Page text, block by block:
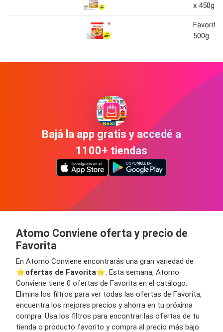
x 450g
Favorita
500g
Bajá la app gratis y accedé a
1100+ tiendas
Atomo Conviene oferta y precio de
Favorita
En Atomo Conviene encontrarás una gran variedad de
⭐️ofertas de Favorita⭐️. Esta semana, Atomo
Conviene tiene 0 ofertas de Favorita en el catálogo.
Elimina los filtros para ver todas las ofertas de Favorita,
encuentra los mejores precios y ahorra en tu próxima
compra. Usa los filtros para encontrar las ofertas de tu
tienda o producto favorito y compra al precio más bajo